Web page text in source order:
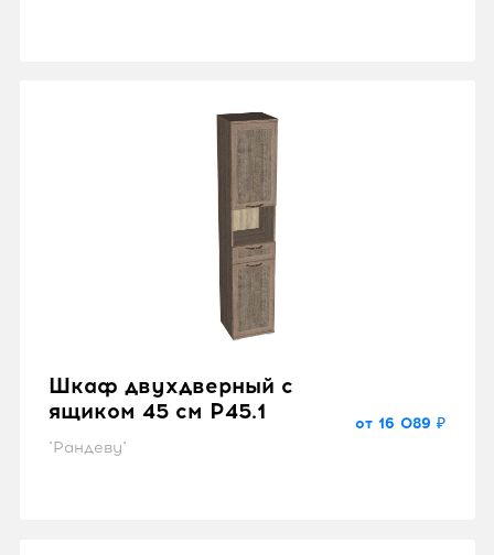
Шкаф двухдверный с
ящиком 45 см P45.1
"Рандеву"
от 16 089 ₽